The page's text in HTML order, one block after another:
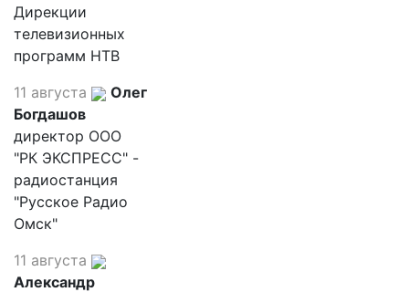
Дирекции
телевизионных
программ НТВ
11 августа
Олег
Богдашов
директор ООО
"РК ЭКСПРЕСС" -
радиостанция
"Русское Радио
Омск"
11 августа
Александр